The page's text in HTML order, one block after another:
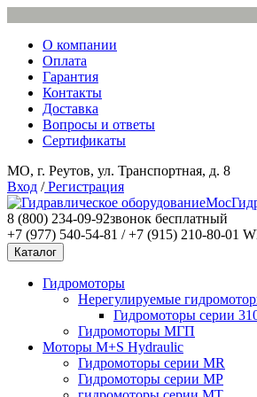
О компании
Оплата
Гарантия
Контакты
Доставка
Вопросы и ответы
Сертификаты
МО, г. Реутов, ул. Транспортная, д. 8
Вход /Регистрация
8 (800) 234-09-92звонок бесплатный
+7 (977) 540-54-81 / +7 (915) 210-80-01
Каталог
Гидромоторы
Нерегулируемые
Гидромоторы серии
Гидромоторы МГП
Моторы M+S Hydraulic
Гидромоторы серии MR
Гидромоторы серии MP